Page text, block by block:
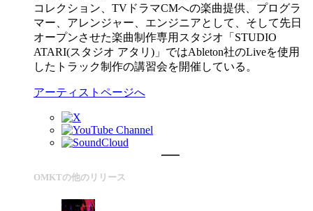
コレクション、TVドラマCMへの楽曲提供、プログラ
マー、アレンジャー、エンジニアとして、そして先日
オープンさせた楽曲制作専用スタジオ「STUDIO
ATARI(スタジオ アタリ)」ではAbleton社のLiveを使用
したトラック制作の講習会を開催している。
アーティストページへ
OMKTの他のリリース